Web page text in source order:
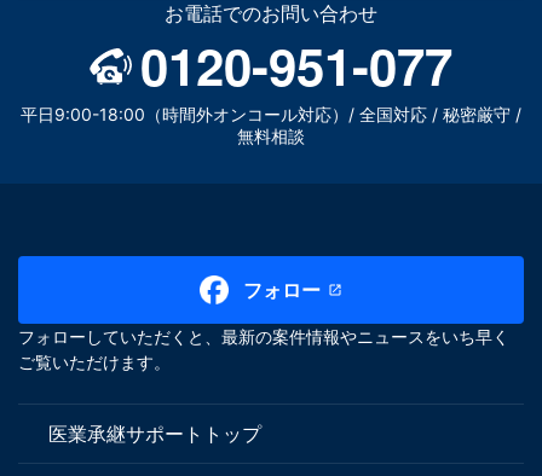
お電話でのお問い合わせ
0120-951-077
平日9:00-18:00（時間外オンコール対応）/ 全国対応 / 秘密厳守 /
無料相談
フォロー
フォローしていただくと、最新の案件情報やニュースをいち早く
ご覧いただけます。
医業承継サポートトップ